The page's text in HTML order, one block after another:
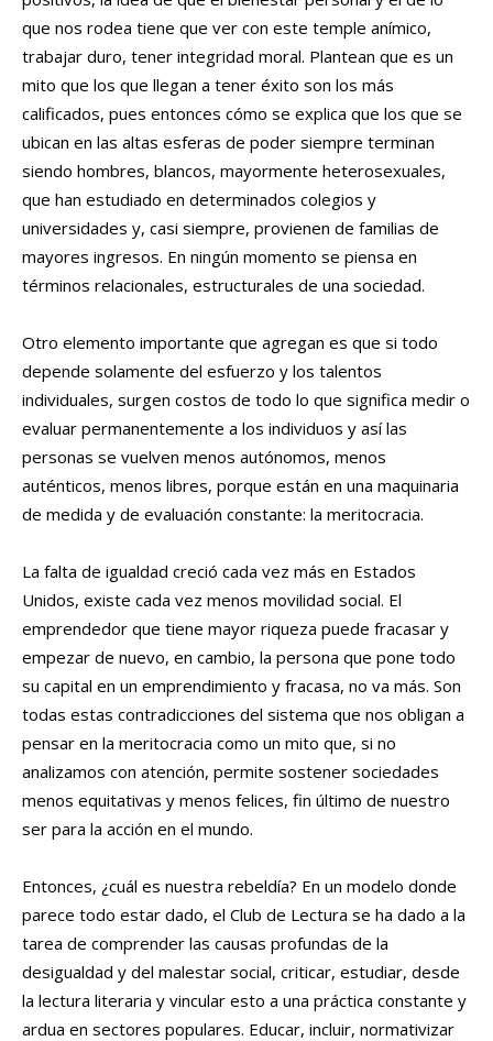
que nos rodea tiene que ver con este temple anímico,
trabajar duro, tener integridad moral. Plantean que es un
mito que los que llegan a tener éxito son los más
calificados, pues entonces cómo se explica que los que se
ubican en las altas esferas de poder siempre terminan
siendo hombres, blancos, mayormente heterosexuales,
que han estudiado en determinados colegios y
universidades y, casi siempre, provienen de familias de
mayores ingresos. En ningún momento se piensa en
términos relacionales, estructurales de una sociedad.
Otro elemento importante que agregan es que si todo
depende solamente del esfuerzo y los talentos
individuales, surgen costos de todo lo que significa medir o
evaluar permanentemente a los individuos y así las
personas se vuelven menos autónomos, menos
auténticos, menos libres, porque están en una maquinaria
de medida y de evaluación constante: la meritocracia.
La falta de igualdad creció cada vez más en Estados
Unidos, existe cada vez menos movilidad social. El
emprendedor que tiene mayor riqueza puede fracasar y
empezar de nuevo, en cambio, la persona que pone todo
su capital en un emprendimiento y fracasa, no va más. Son
todas estas contradicciones del sistema que nos obligan a
pensar en la meritocracia como un mito que, si no
analizamos con atención, permite sostener sociedades
menos equitativas y menos felices, fin último de nuestro
ser para la acción en el mundo.
Entonces, ¿cuál es nuestra rebeldía? En un modelo donde
parece todo estar dado, el Club de Lectura se ha dado a la
tarea de comprender las causas profundas de la
desigualdad y del malestar social, criticar, estudiar, desde
la lectura literaria y vincular esto a una práctica constante y
ardua en sectores populares. Educar, incluir, normativizar